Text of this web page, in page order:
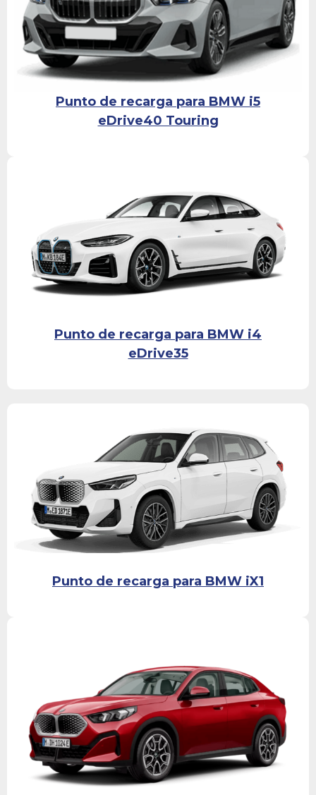
Punto de recarga para BMW i5
eDrive40 Touring
Punto de recarga para BMW i4
eDrive35
Punto de recarga para BMW iX1